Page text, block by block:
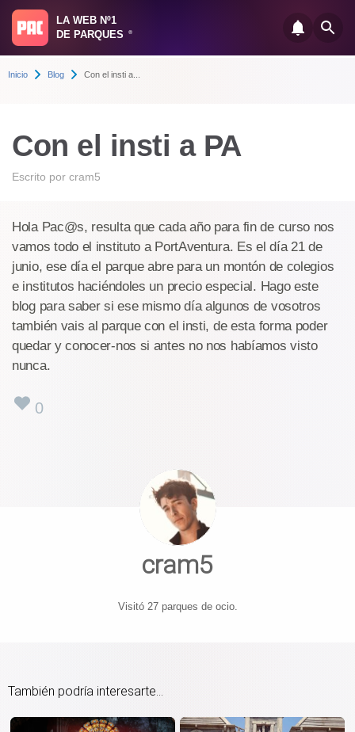
LA WEB Nº1
DE PARQUES
®
Inicio Blog Con el insti a...
Con el insti a PA
Escrito por cram5
Hola Pac@s, resulta que cada año para fin de curso nos
vamos todo el instituto a PortAventura. Es el día 21 de
junio, ese día el parque abre para un montón de colegios
e institutos haciéndoles un precio especial. Hago este
blog para saber si ese mismo día algunos de vosotros
también vais al parque con el insti, de esta forma poder
quedar y conocer-nos si antes no nos habíamos visto
nunca.
0
cram5
Visitó 27 parques de ocio.
También podría interesarte...